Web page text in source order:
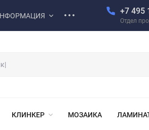
+7 495
Отдел
КЛИНКЕР МОЗАИКА